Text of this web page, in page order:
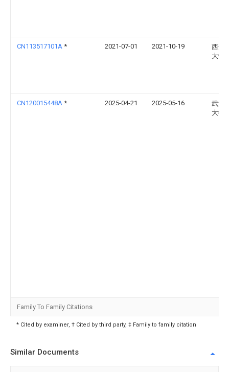
CN113517101A * 2021-07-01 2021-10-19
西安
大学
CN120015448A * 2025-04-21 2025-05-16
武汉
大学
Family To Family Citations
* Cited by examiner, † Cited by third party, ‡ Family to family citation
Similar Documents